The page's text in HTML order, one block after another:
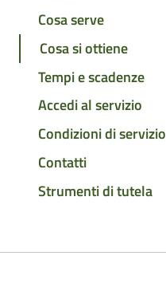
Cosa serve
Cosa si ottiene
Tempi e scadenze
Accedi al servizio
Condizioni di servizio
Contatti
Strumenti di tutela